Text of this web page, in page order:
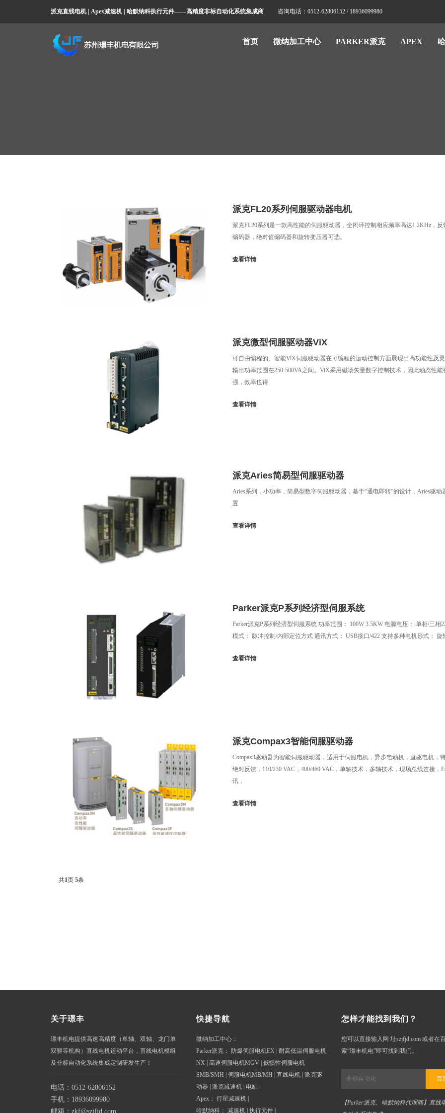
派克直线电机 | Apex减速机 | 哈默纳科执行元件——高精度非标自动化系统集成商 咨询电话：0512-62806152 / 18936099980
首页 微纳加工中心 PARKER派克 APEX
派克FL20系列伺服驱动器电机
派克FL20系列是一款高性能的伺服驱动器，全闭环控制相应频率高达1.2KHz，反
编码器，绝对值编码器和旋转变压器可选。
查看详情
派克微型伺服驱动器ViX
可自由编程的、智能ViX伺服驱动器在可编程的运动控制方面展现出高功能性及
输出功率范围在250-500VA之间。ViX采用磁场矢量数字控制技术，因此动态性能
强，效率也得
查看详情
派克Aries简易型伺服驱动器
Aries系列，小功率，简易型数字伺服驱动器，基于“通电即转”的设计，Aries驱动
置
查看详情
Parker派克P系列经济型伺服系统
Parker派克P系列经济型伺服系统 功率范围： 100W 3.5KW 电源电压： 单相/三相
模式： 脉冲控制/内部定位方式 通讯方式： USB接口/422 支持多种电机形式： 旋
查看详情
派克Compax3智能伺服驱动器
Compax3驱动器为智能伺服驱动器，适用于伺服电机，异步电动机，直驱电机，
绝对反馈，110/230 VAC，400/460 VAC，单轴技术，多轴技术，现场总线连接，
讯，
查看详情
共1页 5条
关于璟丰
璟丰机电提供高速高精度（单轴、双轴、龙门单
双驱等机构）直线电机运动平台，直线电机模组
及非标自动化系统集成定制研发生产！
电话：0512-62806152
手机：18936099980
邮箱：zkf@szjfjd.com
快捷导航
微纳加工中心：
Parker派克： 防爆伺服电机EX| 耐高低温伺服电机
NX| 高速伺服电机MGV| 低惯性伺服电机
SMB/SMH
伺服电机MB/MH 直线电机| 派克驱
动器
派克减速机| 电缸|
Apex： 行星减速机|
哈默纳科： 减速机| 执行元件|
怎样才能找到我们？
您可以直接输入网 址szjfjd.com 或者在
索“璟丰机电”即可找到我们。
百
【Parker派克、哈默纳科代理商】直线